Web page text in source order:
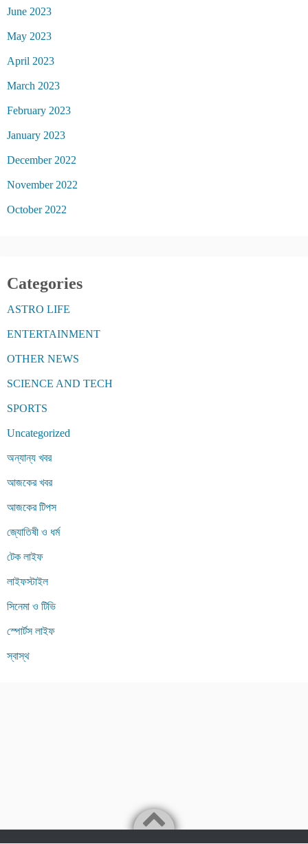
June 2023
May 2023
April 2023
March 2023
February 2023
January 2023
December 2022
November 2022
October 2022
Categories
ASTRO LIFE
ENTERTAINMENT
OTHER NEWS
SCIENCE AND TECH
SPORTS
Uncategorized
অন্যান্য খবর
আজকের খবর
আজকের টিপস
জ্যোতিষী ও ধর্ম
টেক লাইফ
লাইফস্টাইল
সিনেমা ও টিভি
স্পোর্টস লাইফ
স্বাস্থ